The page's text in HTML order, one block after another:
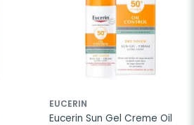
EUCERIN
Eucerin Sun Gel Creme Oil